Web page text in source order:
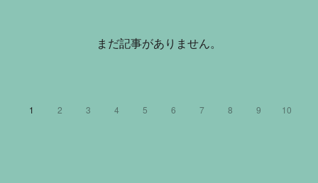
まだ記事がありません。
1 2 3 4 5 6 7 8 9 10